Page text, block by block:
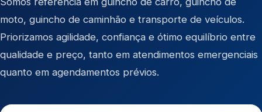
moto, guincho de caminhão e transporte de veículos.
Priorizamos agilidade, confiança e ótimo equilíbrio entre
qualidade e preço, tanto em atendimentos emergenciais
quanto em agendamentos prévios.